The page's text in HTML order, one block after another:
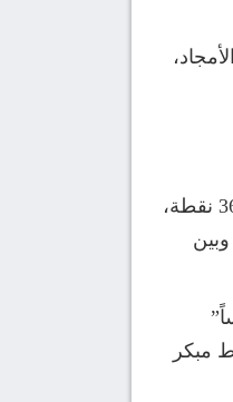
يدخل ليفربول اللقاء وهو في حالة فنية وبدنية عالية تحت قيادة مدربه الهولندي آرني سلوت، حيث يحتل الفريق في المركز السادس برصيد 36 نقطة،
مبكر